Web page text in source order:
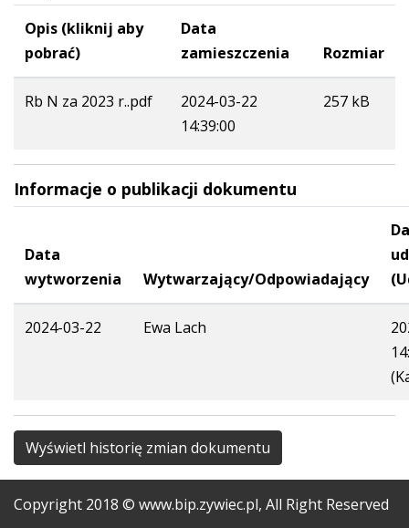
Opis (kliknij aby
pobrać)
Data
zamieszczenia
Rozmiar
Rb N za 2023 r..pdf
2024-03-22
14:39:00
257 kB
Informacje o publikacji dokumentu
Data
wytworzenia
Wytwarzający/Odpowiadający
2024-03-22 Ewa Lach
Wyświetl historię zmian dokumentu
Copyright 2018 © www.bip.zywiec.pl, All Right Reserved